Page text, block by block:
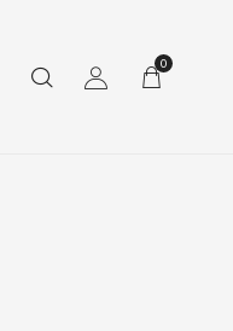
0